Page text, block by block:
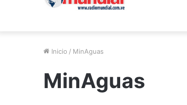
Inicio / MinAguas
MinAguas